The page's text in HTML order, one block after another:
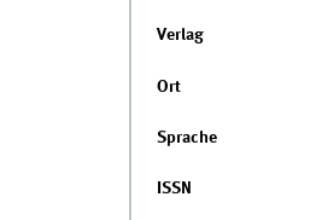
Verlag
Ort
Sprache
ISSN